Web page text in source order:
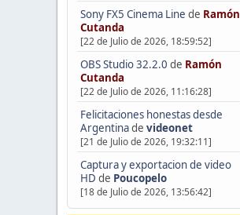
Sony FX5 Cinema Line de Ramón
Cutanda
[22 de Julio de 2026, 18:59:52]
OBS Studio 32.2.0 de Ramón
Cutanda
[22 de Julio de 2026, 11:16:28]
Felicitaciones honestas desde
Argentinade videonet
[21 de Julio de 2026, 19:32:11]
Captura y exportacion de video
HD de Poucopelo
[18 de Julio de 2026, 13:56:42]